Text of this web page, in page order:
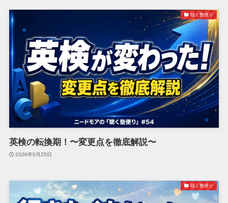
聴く塾便り
英検の転換期！〜変更点を徹底解説〜
2026年5月25日
聴く塾便り